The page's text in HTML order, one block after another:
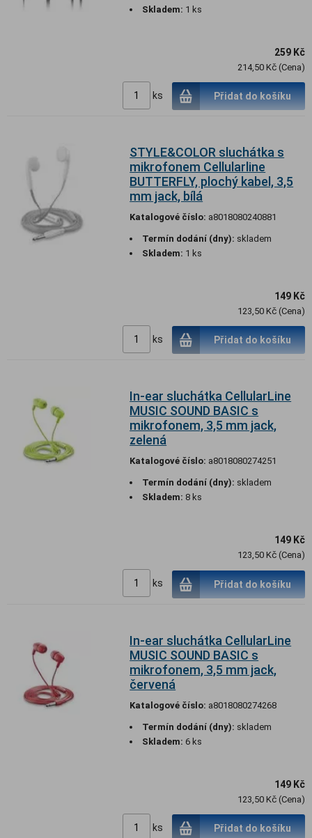
Skladem: 1 ks
259 Kč
214,50 Kč (Cena)
ks Přidat do košíku
STYLE&COLOR sluchátka s
mikrofonem Cellularline
BUTTERFLY, plochý kabel, 3,5
mm jack, bílá
Katalogové číslo: a8018080240881
Termín dodání (dny): skladem
Skladem: 1 ks
149 Kč
123,50 Kč (Cena)
ks Přidat do košíku
In-ear sluchátka CellularLine
MUSIC SOUND BASIC s
mikrofonem, 3,5 mm jack,
zelená
Katalogové číslo: a8018080274251
Termín dodání (dny): skladem
Skladem: 8 ks
149 Kč
123,50 Kč (Cena)
ks Přidat do košíku
In-ear sluchátka CellularLine
MUSIC SOUND BASIC s
mikrofonem, 3,5 mm jack,
červená
Katalogové číslo: a8018080274268
Termín dodání (dny): skladem
Skladem: 6 ks
149 Kč
123,50 Kč (Cena)
ks Přidat do košíku